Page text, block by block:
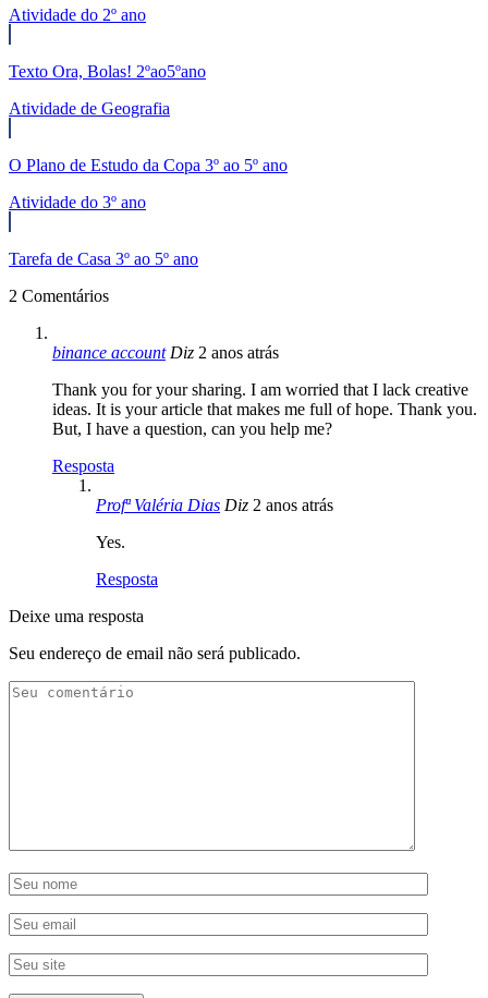
Atividade do 2º ano
Texto Ora, Bolas! 2ºao5ºano
Atividade de Geografia
O Plano de Estudo da Copa 3º ao 5º ano
Atividade do 3º ano
Tarefa de Casa 3º ao 5º ano
2 Comentários
binance account Diz 2 anos atrás
Thank you for your sharing. I am worried that I lack creative
ideas. It is your article that makes me full of hope. Thank you.
But, I have a question, can you help me?
Resposta
Profª Valéria Dias Diz 2 anos atrás
Yes.
Resposta
Deixe uma resposta
Seu endereço de email não será publicado.